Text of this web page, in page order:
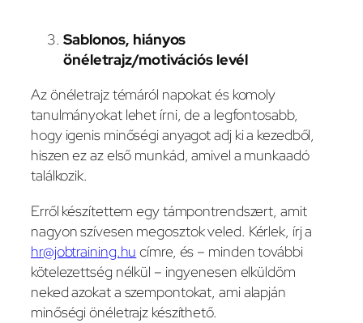
Sablonos, hiányos
önéletrajz/motivációs levél
Az önéletrajz témáról napokat és komoly
tanulmányokat lehet írni, de a legfontosabb,
hogy igenis minőségi anyagot adj ki a kezedből,
hiszen ez az első munkád, amivel a munkaadó
találkozik.
Erről készítettem egy támpontrendszert, amit
nagyon szívesen megosztok veled. Kérlek, írj a
hr@jobtraining.hu címre, és – minden további
kötelezettség nélkül – ingyenesen elküldöm
neked azokat a szempontokat, ami alapján
minőségi önéletrajz készíthető.